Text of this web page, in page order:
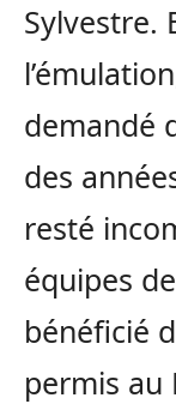
Sylvestre.
demandé
des
resté
équipes
bénéficié
permis au